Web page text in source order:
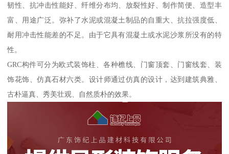
韧性、抗冲击性能好、纤维分布均、放裂性好、制作简便、造型丰
富、用途广泛。弥补了水泥或混凝土制品的自重大、抗拉强度低、
耐用冲击性能差的不足。由于它具有混凝土或水泥沙浆所没有的特
性。
GRC构件可分为欧式装饰柱、各种檐线、门窗顶套、门窗线套、装
饰花饰、仿真石材六类。设计师通过仿真的设计，达到建筑典雅、
古朴逼真、秀美壮观、自然质朴的效果。